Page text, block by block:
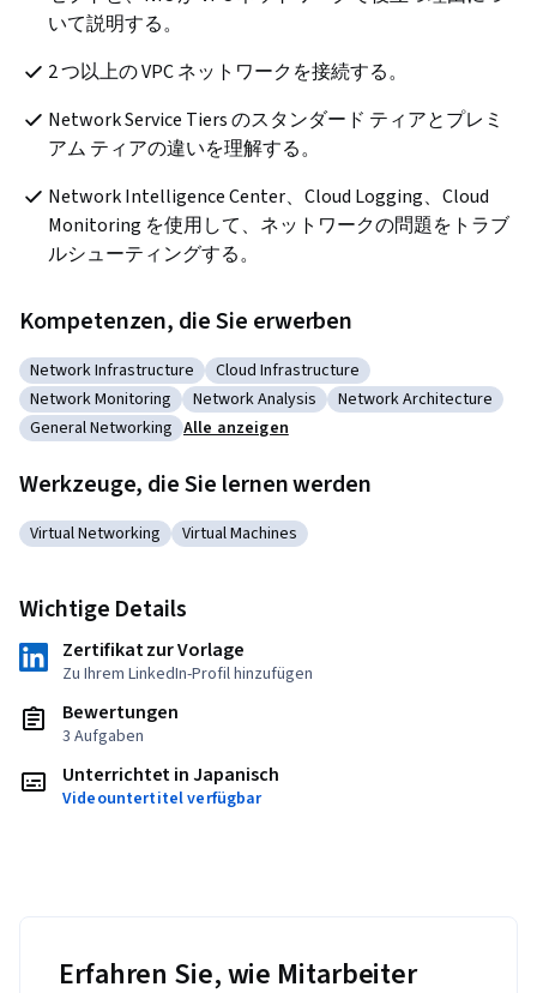
いて説明する。
2 つ以上の VPC ネットワークを接続する。
Network Service Tiers のスタンダード ティアとプレミ
アム ティアの違いを理解する。
Network Intelligence Center、Cloud Logging、Cloud
Monitoring を使用して、ネットワークの問題をトラブ
ルシューティングする。
Kompetenzen, die Sie erwerben
Kategorie: Network Infrastructure
Network Infrastructure Kategorie: Cloud Infrastructure
Cloud Infrastructure
Kategorie: Network Monitoring
Network Monitoring Kategorie: Network Analysis
Network Analysis Kategorie: Network
Network Architecture
Kategorie: General Networking
General Networking Alle anzeigen
Werkzeuge, die Sie lernen werden
Kategorie: Virtual Networking
Virtual Networking Kategorie: Virtual Machines
Virtual Machines
Wichtige Details
Zertifikat zur Vorlage
Zu Ihrem LinkedIn-Profil hinzufügen
Bewertungen
3 Aufgaben
Unterrichtet in Japanisch
Videountertitel verfügbar
Erfahren Sie, wie Mitarbeiter